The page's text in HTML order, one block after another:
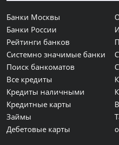
Банки Москвы
Банки России
Рейтинги банков
Системно значимые банки
Поиск банкоматов
Все кредиты
Кредиты наличными
Кредитные карты
Займы
Дебетовые карты